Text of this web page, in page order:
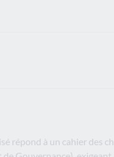
répond à un cahier des